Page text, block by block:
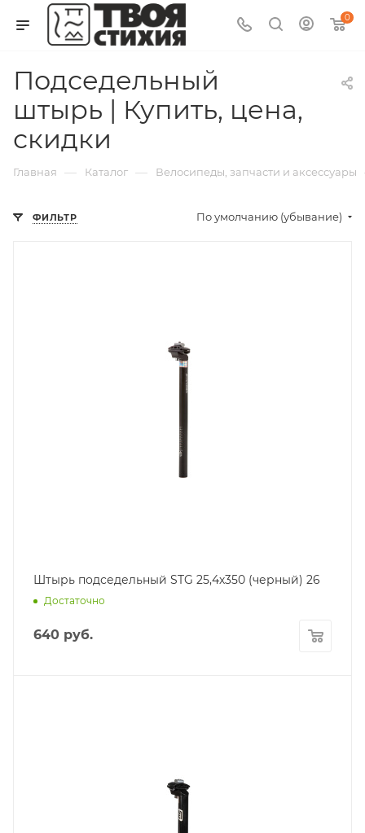
0
Подседельный
штырь | Купить, цена,
скидки
Главная — Каталог — Велосипеды, запчасти и аксессуары
ФИЛЬТР По умолчанию (убывание)
Штырь подседельный STG 25,4х350 (черный) 26
Достаточно
640 руб.